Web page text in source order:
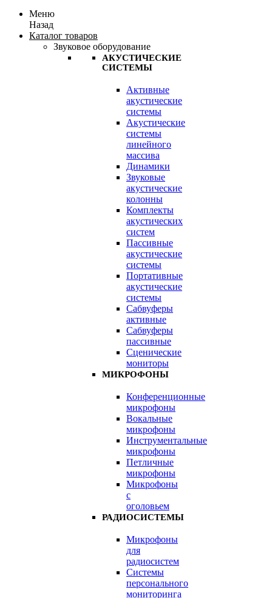
Меню
Назад
Каталог товаров
Звуковое оборудование
АКУСТИЧЕСКИЕ
СИСТЕМЫ
Активные
акустические
системы
Акустические
системы
линейного
массива
Динамики
Звуковые
акустические
колонны
Комплекты
акустических
систем
Пассивные
акустические
системы
Портативные
акустические
системы
Сабвуферы
активные
Сабвуферы
пассивные
Сценические
мониторы
МИКРОФОНЫ
Конференционные
микрофоны
Вокальные
микрофоны
Инструментальные
микрофоны
Петличные
микрофоны
Микрофоны
с
оголовьем
РАДИОСИСТЕМЫ
Микрофоны
для
радиосистем
Системы
персонального
мониторинга